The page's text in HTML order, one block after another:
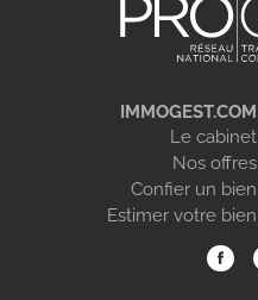
IMMOGEST.COM
Le cabinet
Nos offres
Confier un bien
Estimer votre bien